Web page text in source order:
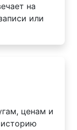
на
или
ценам и